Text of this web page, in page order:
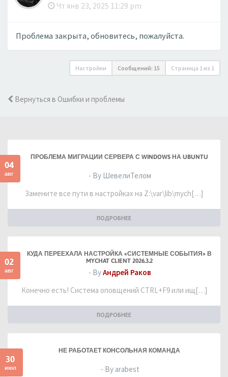
Чт янв 23, 2025 11:29 pm
Проблема закрыта, обновитесь, пожалуйста.
Настройки Сообщений: 15 Страница 1 из 1
Вернуться в Ошибки и проблемы
04
авг
ПРОБЛЕМА МИГРАЦИИ СЕРВЕРА С WINDOWS НА UBUNTU
- By ШевелиТелом
Замените все пути в настройках на Z:\var\lib\mych[…]
ПОДРОБНЕЕ
02
авг
КУДА ПЕРЕЕХАЛА НАСТРОЙКА «СИСТЕМНЫЕ СОБЫТИЯ» В
MYCHAT CLIENT 2026.3.2
- ByАндрей Раков
Конечно есть! Система оповщений CTRL+F9 или ищ[…]
ПОДРОБНЕЕ
30
июл
НЕ РАБОТАЕТ КОНСОЛЬНАЯ КОМАНДА
- By arabest